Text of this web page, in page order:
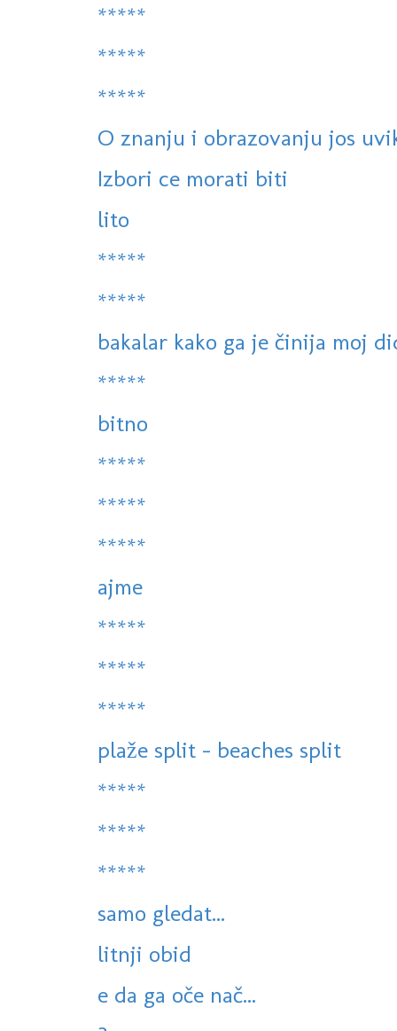
*****
*****
*****
O znanju i obrazovanju jos
Izbori ce morati biti
lito
*****
*****
bakalar kako ga je činija moj
*****
bitno
*****
*****
*****
ajme
*****
*****
*****
plaže split - beaches split
*****
*****
*****
samo gledat...
litnji obid
e da ga oče nač...